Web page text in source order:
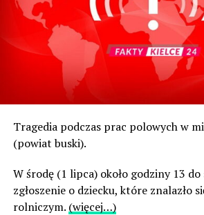
Tragedia podczas prac polowych w
(powiat buski).
W środę (1 lipca) około godziny 13 do
zgłoszenie o dziecku, które znalazło
rolniczym. (więcej…)